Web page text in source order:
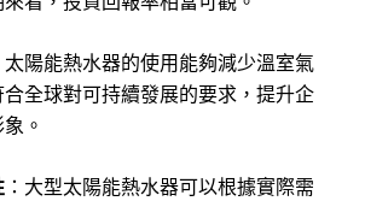
太陽能熱水器的使用能夠減少溫室氣
全球對可持續發展的要求，提升企
。
：大型太陽能熱水器可以根據實際需